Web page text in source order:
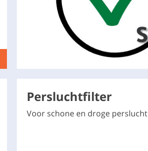
Persluchtfilter
Voor schone en droge perslucht